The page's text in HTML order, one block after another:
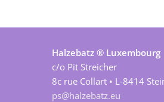
Halzebatz ® Luxembourg
c/o Pit Streicher
8c rue Collart • L-8414
ps@halzebatz.eu